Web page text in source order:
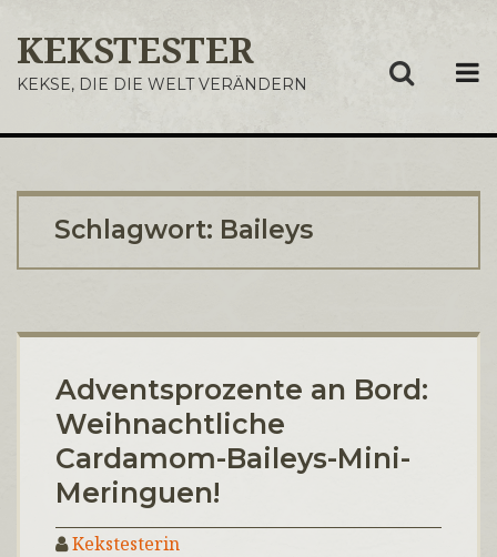
KEKSTESTER
KEKSE, DIE DIE WELT VERÄNDERN
Schlagwort: Baileys
Adventsprozente an Bord:
Weihnachtliche
Cardamom-Baileys-Mini-
Meringuen!
Kekstesterin